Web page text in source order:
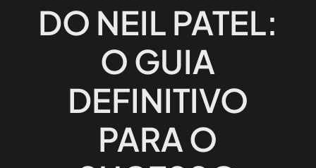
DO NEIL PATEL:
O GUIA
DEFINITIVO
PARA O